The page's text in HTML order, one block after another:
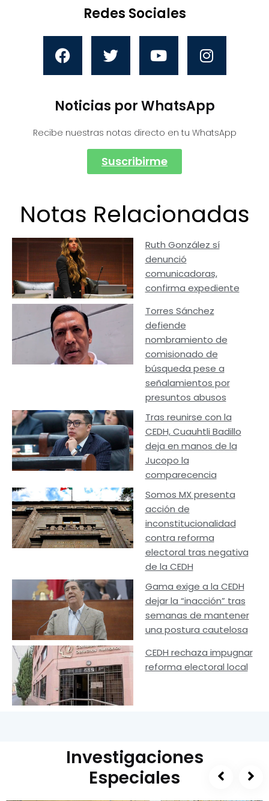
Redes Sociales
Noticias por WhatsApp
Recibe nuestras notas directo en tu WhatsApp
Suscribirme
Notas Relacionadas
Ruth González sí
denunció
comunicadoras,
confirma expediente
Torres Sánchez
defiende
nombramiento de
comisionado de
búsqueda pese a
señalamientos por
presuntos abusos
Tras reunirse con la
CEDH, Cuauhtli Badillo
deja en manos de la
Jucopo la
comparecencia
Somos MX presenta
acción de
inconstitucionalidad
contra reforma
electoral tras negativa
de la CEDH
Gama exige a la CEDH
dejar la “inacción” tras
semanas de mantener
una postura cautelosa
CEDH rechaza impugnar
reforma electoral local
Investigaciones
Especiales